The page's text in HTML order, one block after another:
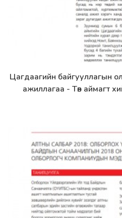
Дэлгэрэнгүй
Цагдаагийн байгууллагын
ажиллагаа - Төв аймагт